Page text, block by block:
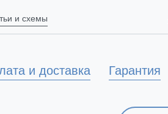
и схемы
Гарантия
и доставка